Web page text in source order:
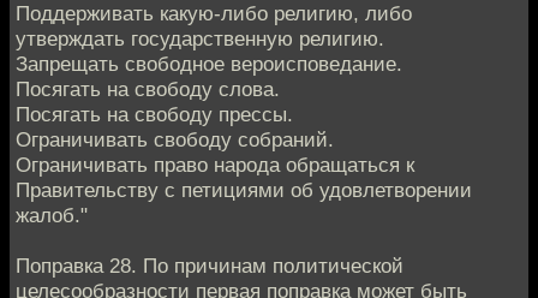
Поддерживать какую-либо религию, либо
утверждать государственную религию.
Запрещать свободное вероисповедание.
Посягать на свободу слова.
Посягать на свободу прессы.
Ограничивать свободу собраний.
Ограничивать право народа обращаться к
Правительству с петициями об удовлетворении
жалоб."
Поправка 28. По причинам политической
целесообразности первая поправка может быть